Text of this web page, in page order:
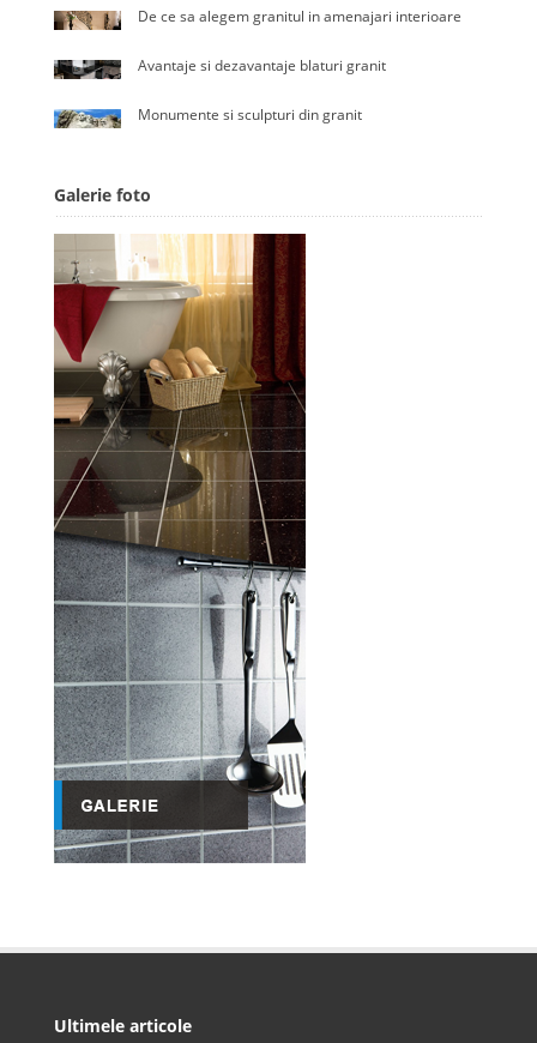
De ce sa alegem granitul in amenajari interioare
Avantaje si dezavantaje blaturi granit
Monumente si sculpturi din granit
Galerie foto
Ultimele articole